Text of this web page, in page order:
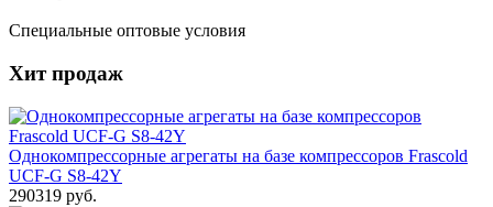
Специальные оптовые условия
Хит продаж
Однокомпрессорные агрегаты на базе компрессоров Frascold
UCF-G S8-42Y
290319 руб.